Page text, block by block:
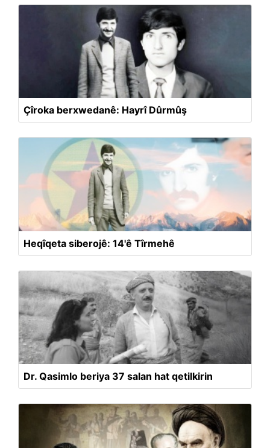
Çîroka berxwedanê: Hayrî Dûrmûş
Heqîqeta siberojê: 14'ê Tîrmehê
Dr. Qasimlo beriya 37 salan hat qetilkirin